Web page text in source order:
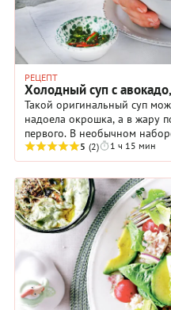
РЕЦЕПТ
Холодный суп с
Такой оригинальный суп
надоела окрошка, а в жару
первого. В необычном
выделяется криль.
5 (2) 1 ч 15 мин